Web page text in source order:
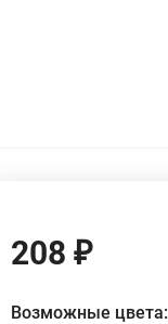
208₽
Возможные цвета: